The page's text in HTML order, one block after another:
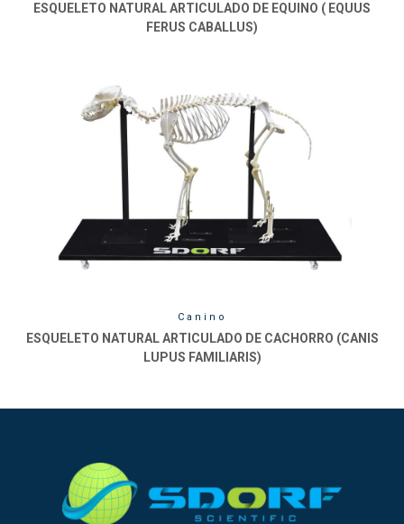
ESQUELETO NATURAL ARTICULADO DE EQUINO ( EQUUS
FERUS CABALLUS)
Canino
ESQUELETO NATURAL ARTICULADO DE CACHORRO (CANIS
LUPUS FAMILIARIS)